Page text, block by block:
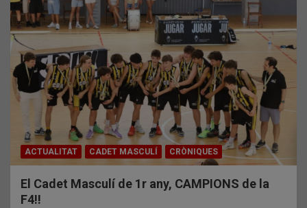
ACTUALITAT CADET MASCULÍ CRÒNIQUES
El Cadet Masculí de 1r any, CAMPIONS de la
F4!!